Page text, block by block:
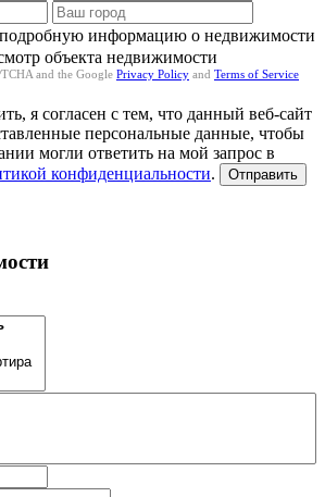
подробную информацию о недвижимости
объекта недвижимости
and the Google Privacy Policy and Terms of Service
я согласен с тем, что данный веб-сайт
персональные данные, чтобы
могли ответить на мой запрос в
конфиденциальности. Отправить